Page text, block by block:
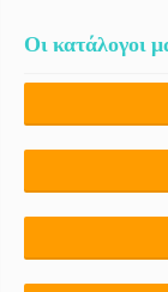
Οι κατάλογοι